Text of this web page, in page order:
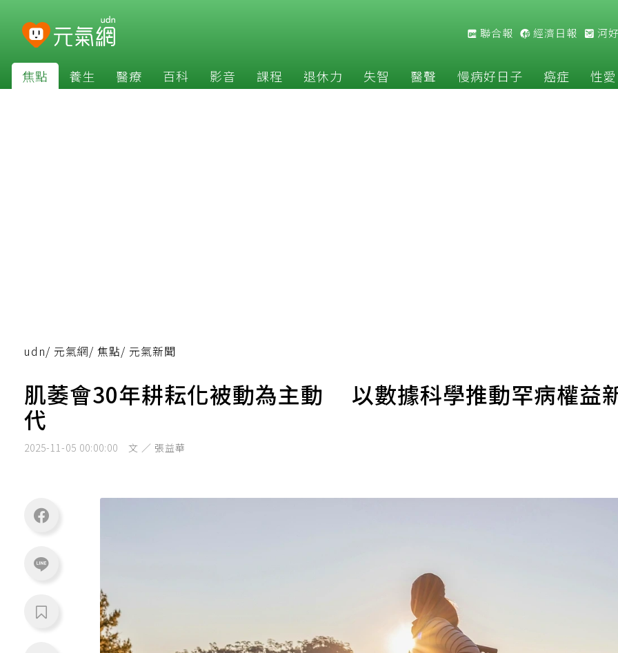
聯合報 經濟日報 河
焦點 養生 醫療 百科 影音 課程 退休力 失智 醫聲 慢病好日子 癌症 性愛
udn/ 元氣網/ 焦點/ 元氣新聞
肌萎會30年耕耘化被動為主動 以數據科學推動罕病權益
代
2025-11-05 00:00:00 文 ／ 張益華